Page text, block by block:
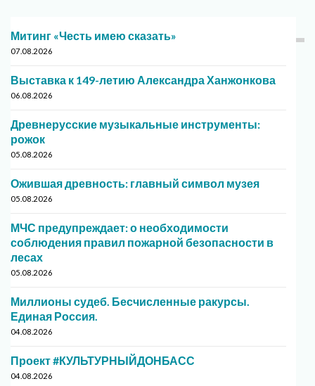
Митинг «Честь имею сказать»
07.08.2026
Выставка к 149-летию Александра Ханжонкова
06.08.2026
Древнерусские музыкальные инструменты:
рожок
05.08.2026
Ожившая древность: главный символ музея
05.08.2026
МЧС предупреждает: о необходимости
соблюдения правил пожарной безопасности в
лесах
05.08.2026
Миллионы судеб. Бесчисленные ракурсы.
Единая Россия.
04.08.2026
Проект #КУЛЬТУРНЫЙДОНБАСС
04.08.2026